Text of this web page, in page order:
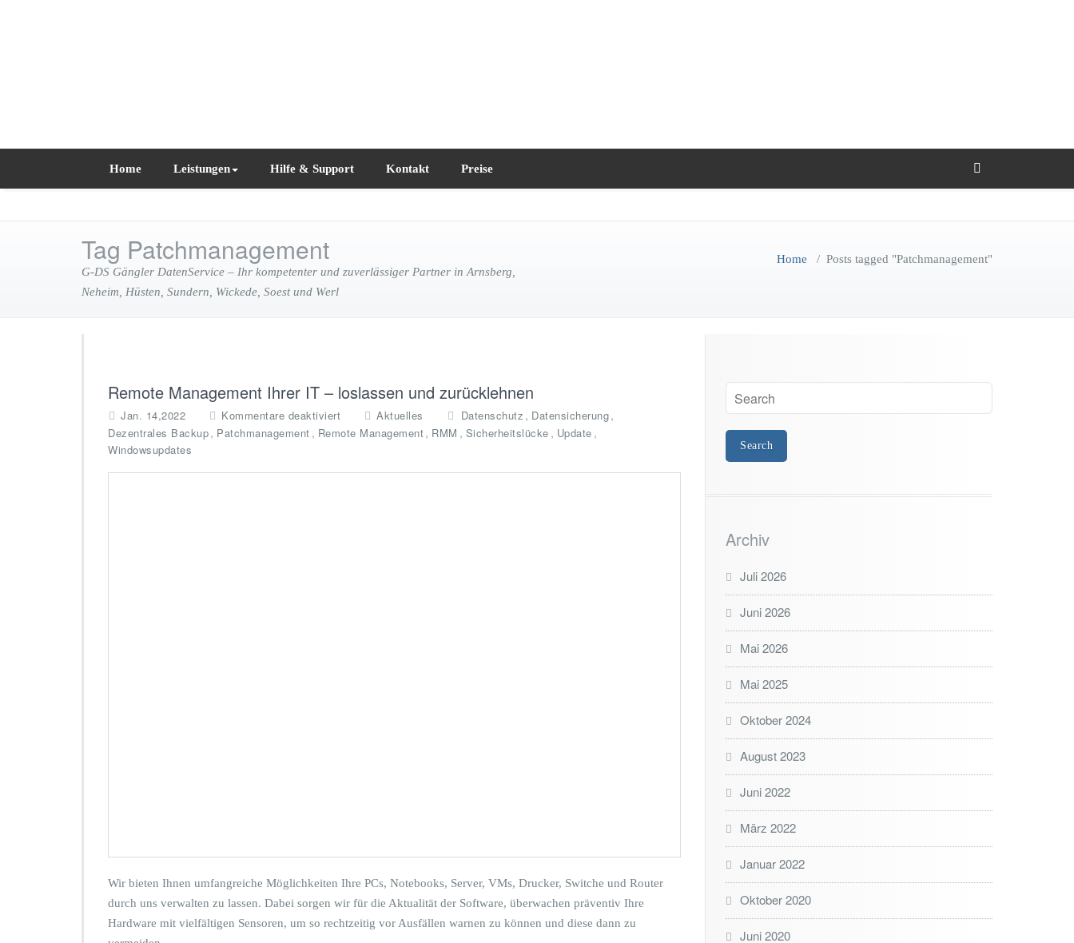
Home Leistungen Hilfe & Support Kontakt Preise
Tag Patchmanagement
G-DS Gängler DatenService – Ihr kompetenter und zuverlässiger Partner in Arnsberg,
Neheim, Hüsten, Sundern, Wickede, Soest und Werl
Home / Posts tagged "Patchmanagement"
Remote Management Ihrer IT – loslassen und zurücklehnen
Jan. 14,2022 Kommentare deaktiviert
ü
e
o
s
a
s
Aktuelles Datenschutz , Datensicherung,
Dezentrales Backup, Patchmanagement , Remote Management, RMM , Sicherheitslücke , Update ,
Windowsupdates
Wir bieten Ihnen umfangreiche Möglichkeiten Ihre PCs, Notebooks, Server, VMs, Drucker, Switche und Router
durch uns verwalten zu lassen. Dabei sorgen wir für die Aktualität der Software, überwachen präventiv Ihre
Hardware mit vielfältigen Sensoren, um so rechtzeitig vor Ausfällen warnen zu können und diese dann zu
Archiv
Juli 2026
Juni 2026
Mai 2026
Mai 2025
Oktober 2024
August 2023
Juni 2022
März 2022
Januar 2022
Oktober 2020
Juni 2020